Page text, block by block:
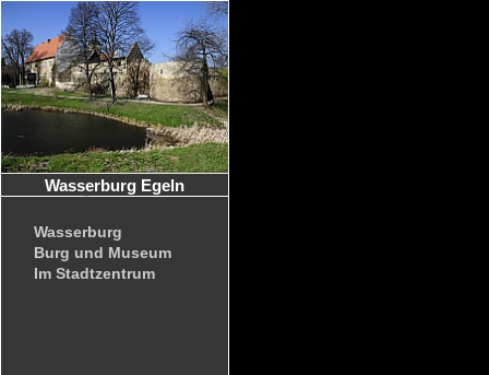
Wasserburg Egeln
Wasserburg
Burg und Museum
Im Stadtzentrum